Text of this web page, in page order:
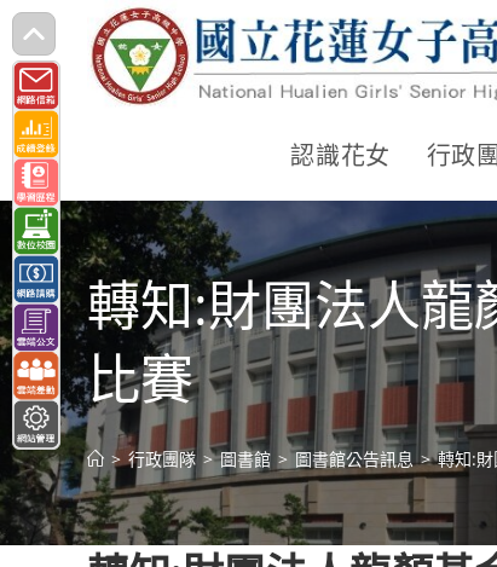
跳
轉
至
主
要
內
容
認識花女 行政
轉知:財團法人
比賽
> 行政團隊 > 圖書館 > 圖書館公告訊息 > 轉知: